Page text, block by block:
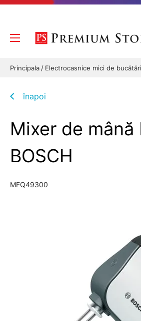
Principala Electrocasnice mici de
înapoi
Mixer de
BOSCH
MFQ49300